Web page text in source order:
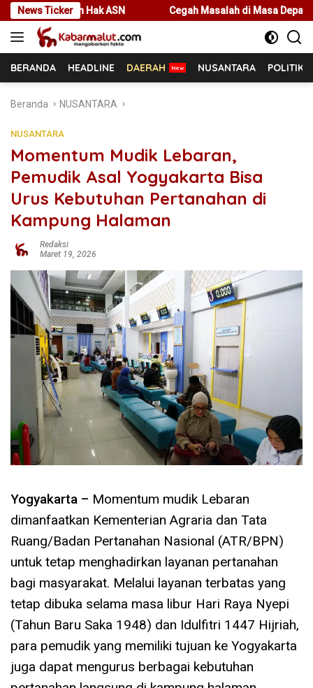
Langsung
ke
konten
News Ticker
ASN Cegah Masalah di Masa Depan, Menteri Nusron
BERANDA HEADLINE DAERAH NUSANTARA POLITIK
Beranda NUSANTARA
NUSANTARA
Momentum Mudik Lebaran,
Pemudik Asal Yogyakarta Bisa
Urus Kebutuhan Pertanahan di
Kampung Halaman
Redaksi
Maret 19, 2026
Yogyakarta – Momentum mudik Lebaran
dimanfaatkan Kementerian Agraria dan Tata
Ruang/Badan Pertanahan Nasional (ATR/BPN)
untuk tetap menghadirkan layanan pertanahan
bagi masyarakat. Melalui layanan terbatas yang
tetap dibuka selama masa libur Hari Raya Nyepi
(Tahun Baru Saka 1948) dan Idulfitri 1447 Hijriah,
para pemudik yang memiliki tujuan ke Yogyakarta
juga dapat mengurus berbagai kebutuhan